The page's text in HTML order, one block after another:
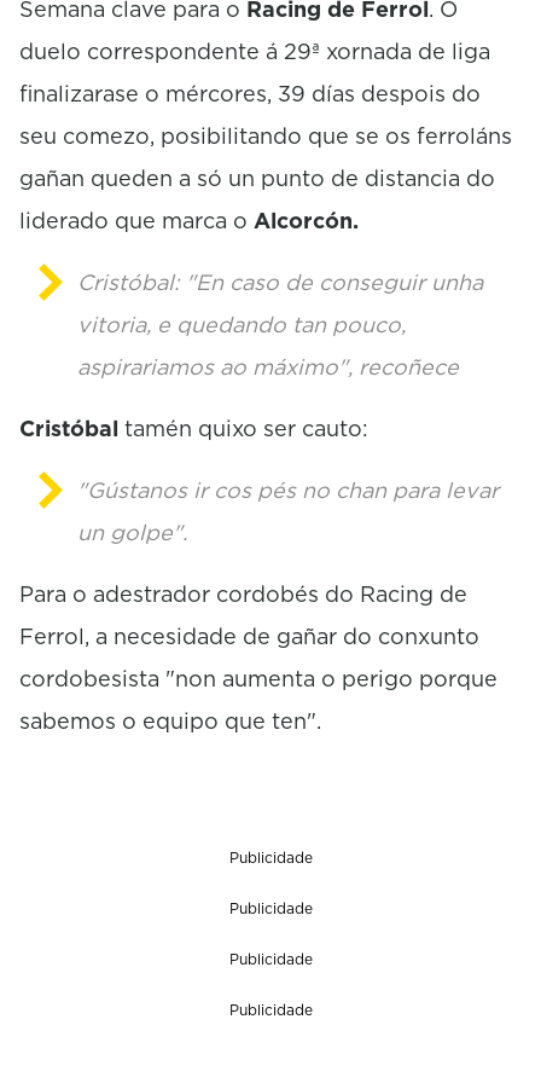
n
s
Semana clave para o Racing de Ferrol. O
duelo correspondente á 29ª xornada de liga
finalizarase o mércores, 39 días despois do
seu comezo, posibilitando que se os ferroláns
gañan queden a só un punto de distancia do
liderado que marca o Alcorcón.
Cristóbal: "En caso de conseguir unha
vitoria, e quedando tan pouco,
aspirariamos ao máximo", recoñece
Cristóbal tamén quixo ser cauto:
"Gústanos ir cos pés no chan para levar
un golpe".
Para o adestrador cordobés do Racing de
Ferrol, a necesidade de gañar do conxunto
cordobesista "non aumenta o perigo porque
sabemos o equipo que ten".
Publicidade
Publicidade
Publicidade
Publicidade